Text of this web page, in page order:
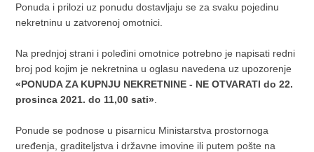
2962/82 nasip u Mlačinama površine 26 čhv, zk.č.br. 2962/83
ribnjak III površine 216 čhv, zk.č.br. 2962/84 nasip u
površine 270 čhv, zk.č.br. 2962/86 nasip u Mlačinama
površine 55 čhv, zk.č.br. 2962/87 zimovnik u Mlačinama
površine 16 čhv, upisane u zk.ul. 4496, zk.č.br. 2934/13
ribnjak II u Mlačinama površine 152 čhv, zk.č.br. 2934/14
ukupne površine 103.648 m 2, svek.o. Rasinja, Općinski
sud u Koprivnici, Zemljišno-knjižni odjel Koprivnica.
Ponuda i prilozi uz ponudu dostavljaju se za svaku pojedinu
nekretninu u zatvorenoj omotnici.
Na prednjoj strani i poleđini omotnice potrebno je napisati redni
broj pod kojim je nekretnina u oglasu navedena uz upozorenje
«PONUDA ZA KUPNJU NEKRETNINE - NE OTVARATI do 22.
prosinca 2021. do 11,00 sati»
Ponude se podnose u pisarnicu Ministarstva prostornoga
uređenja, graditeljstva i državne imovine ili putem pošte na